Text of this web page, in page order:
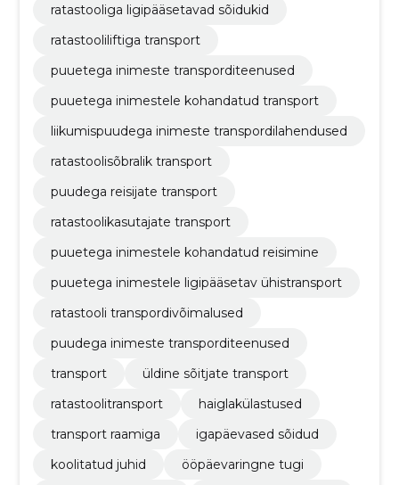
ratastooliga ligipääsetavad sõidukid
ratastooliliftiga transport
puuetega inimeste transporditeenused
puuetega inimestele kohandatud transport
liikumispuudega inimeste transpordilahendused
ratastoolisõbralik transport
puudega reisijate transport
ratastoolikasutajate transport
puuetega inimestele kohandatud reisimine
puuetega inimestele ligipääsetav ühistransport
ratastooli transpordivõimalused
puudega inimeste transporditeenused
transport
üldine sõitjate transport
ratastoolitransport
haiglakülastused
transport raamiga
igapäevased sõidud
koolitatud juhid
ööpäevaringne tugi